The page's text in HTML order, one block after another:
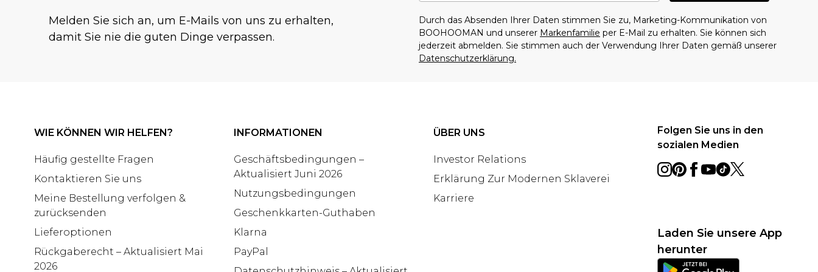
Melden Sie sich an, um E-Mails von uns zu erhalten,
damit Sie nie die guten Dinge verpassen.
Durch das Absenden Ihrer Daten stimmen Sie zu, Marketing-Kommunikation von
BOOHOOMAN und unserer Markenfamilie per E-Mail zu erhalten. Sie können sich
jederzeit abmelden. Sie stimmen auch der Verwendung Ihrer Daten gemäß unserer
Datenschutzerklärung.
WIE KÖNNEN WIR HELFEN?
Häufig gestellte Fragen
Kontaktieren Sie uns
Meine Bestellung verfolgen &
zurücksenden
Lieferoptionen
Rückgaberecht – Aktualisiert Mai
2026
INFORMATIONEN
Geschäftsbedingungen –
Aktualisiert Juni 2026
Nutzungsbedingungen
Geschenkkarten-Guthaben
Klarna
PayPal
ÜBER UNS
Investor Relations
Erklärung Zur Modernen Sklaverei
Karriere
Folgen Sie uns in den
sozialen Medien
Laden Sie unsere App
herunter